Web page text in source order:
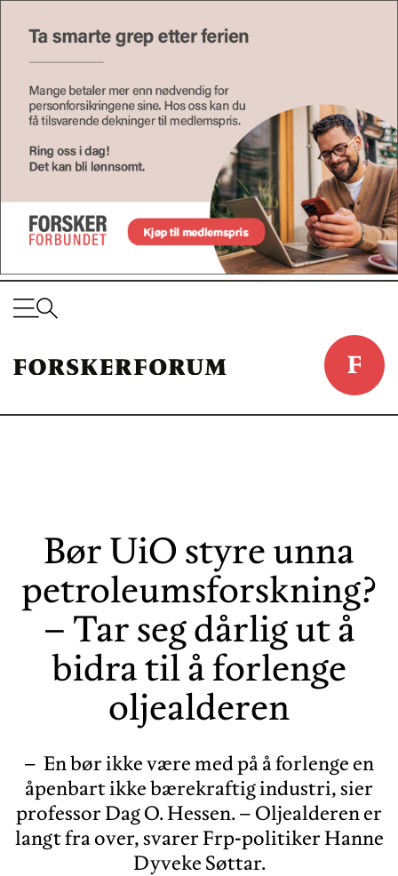
Bør UiO styre unna
petroleumsforskning?
– Tar seg dårlig ut å
bidra til å forlenge
oljealderen
– En bør ikke være med på å forlenge en
åpenbart ikke bærekraftig industri, sier
professor Dag O. Hessen. – Oljealderen er
langt fra over, svarer Frp-politiker Hanne
Dyveke Søttar.